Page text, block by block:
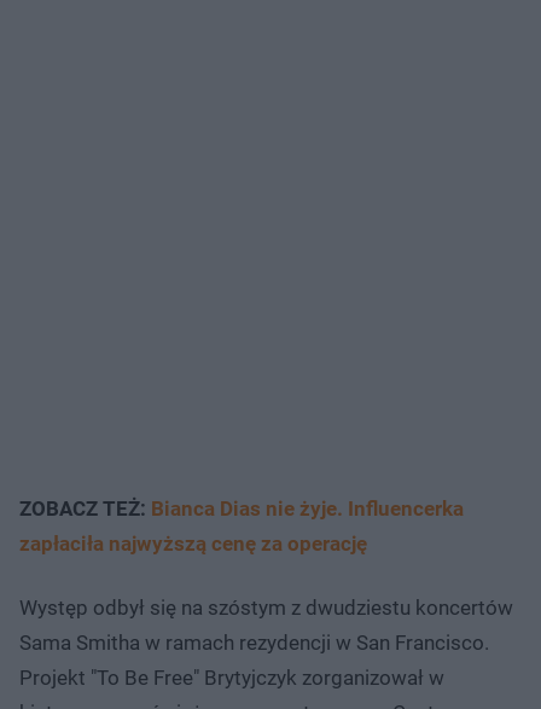
ZOBACZ TEŻ: Bianca Dias nie żyje. Influencerka
zapłaciła najwyższą cenę za operację
Występ odbył się na szóstym z dwudziestu koncertów
Sama Smitha w ramach rezydencji w San Francisco.
Projekt "To Be Free" Brytyjczyk zorganizował w